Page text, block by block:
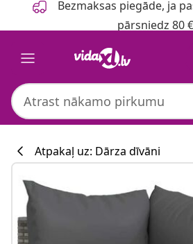
Bezmaksas piegāde, ja
pārsniedz 80 €
Atpakaļ uz: Dārza dīvāni